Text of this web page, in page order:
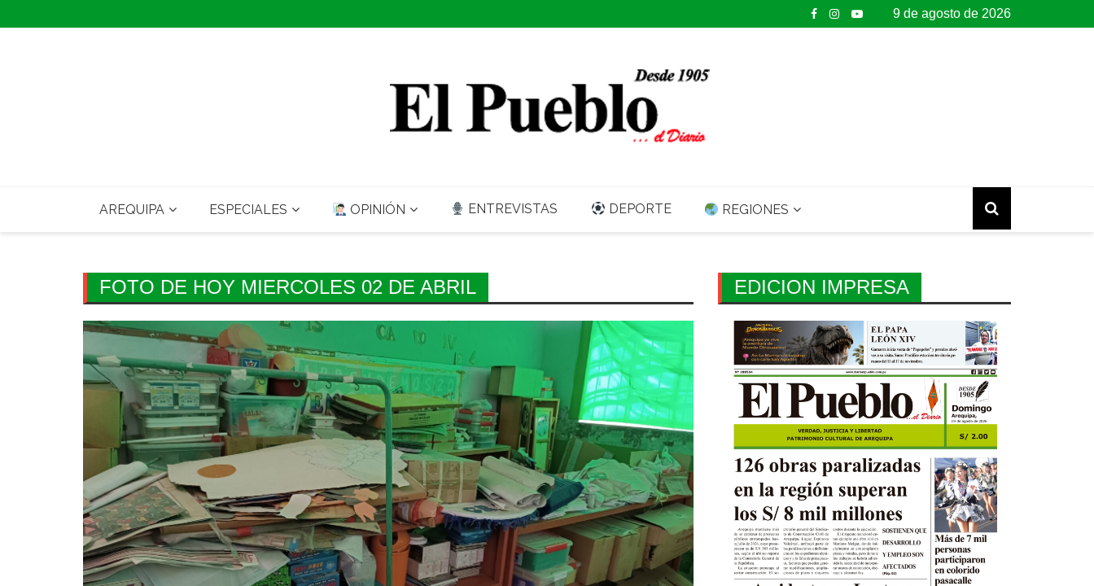
to
9 de agosto de 2026
AREQUIPA ESPECIALES OPINIÓN ENTREVISTAS DEPORTE REGIONES
FOTO DE HOY MIERCOLES 02 DE ABRIL EDICION IMPRESA